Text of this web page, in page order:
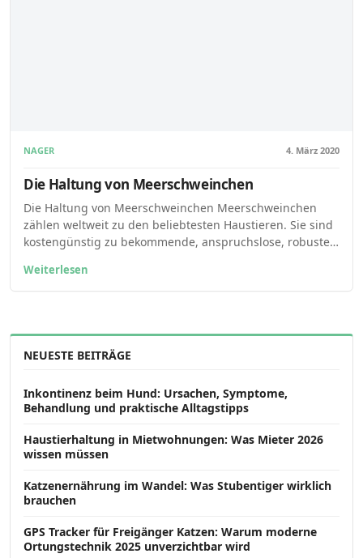
NAGER 4. März 2020
Die Haltung von Meerschweinchen
Die Haltung von Meerschweinchen Meerschweinchen
zählen weltweit zu den beliebtesten Haustieren. Sie sind
kostengünstig zu bekommende, anspruchslose, robuste…
Weiterlesen
NEUESTE BEITRÄGE
Inkontinenz beim Hund: Ursachen, Symptome,
Behandlung und praktische Alltagstipps
Haustierhaltung in Mietwohnungen: Was Mieter 2026
wissen müssen
Katzenernährung im Wandel: Was Stubentiger wirklich
brauchen
GPS Tracker für Freigänger Katzen: Warum moderne
Ortungstechnik 2025 unverzichtbar wird